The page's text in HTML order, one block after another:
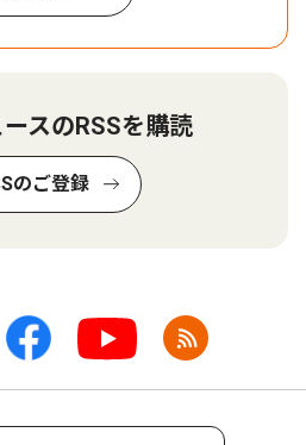
スのRSSを購読
のご登録